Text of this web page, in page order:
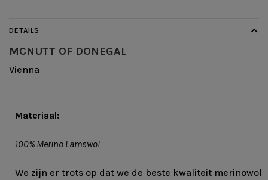
DETAILS
MCNUTT OF DONEGAL
Vienna
Materiaal:
100% Merino Lamswol
We zijn er trots op dat we de beste kwaliteit merinowol